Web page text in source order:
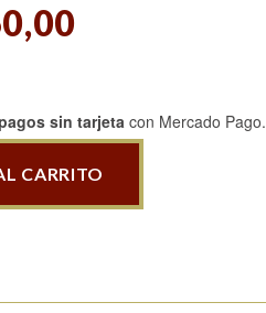
sin tarjeta con Mercado Pago.
CARRITO